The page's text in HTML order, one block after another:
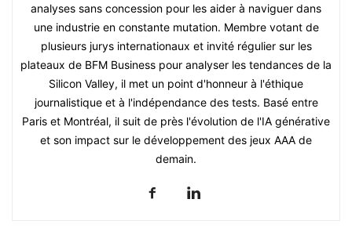
analyses sans concession pour les aider à naviguer dans
une industrie en constante mutation. Membre votant de
plusieurs jurys internationaux et invité régulier sur les
plateaux de BFM Business pour analyser les tendances de la
Silicon Valley, il met un point d'honneur à l'éthique
journalistique et à l'indépendance des tests. Basé entre
Paris et Montréal, il suit de près l'évolution de l'IA générative
et son impact sur le développement des jeux AAA de
demain.